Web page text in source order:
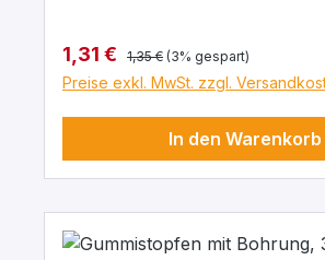
Verkaufspreis:
1,31 € Regulärer Preis:
1,35 € (3% gespart)
Preise exkl. MwSt. zzgl.
In den Warenkorb